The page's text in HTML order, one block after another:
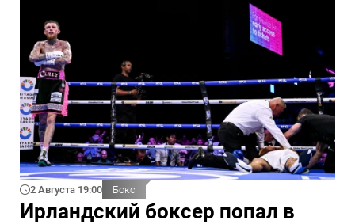
2 Августа 19:00 Бокс
Ирландский боксер попал в